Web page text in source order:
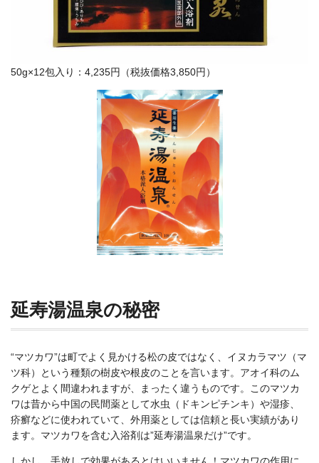
50g×12包入り：4,235円（税抜価格3,850円）
延寿湯温泉の秘密
“マツカワ”は町でよく見かける松の皮ではなく、イヌカラマツ（マ
ツ科）という種類の樹皮や根皮のことを言います。アオイ科のム
クゲとよく間違われますが、まったく違うものです。このマツカ
ワは昔から中国の民間薬として水虫（ドキンピチンキ）や湿疹、
疥癬などに使われていて、外用薬としては信頼と長い実績があり
ます。マツカワを含む入浴剤は”延寿湯温泉だけ”です。
しかし、手放しで効果があるとはいいません！マツカワの作用に